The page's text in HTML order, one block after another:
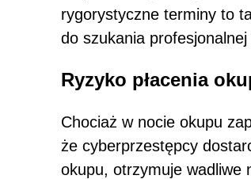
rygorystyczne terminy to
do szukania
Ryzyko płacenia
Chociaż w nocie okupu
że cyberprzestępcy
okupu, otrzymuje wadliwe